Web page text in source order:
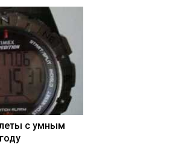
с умным